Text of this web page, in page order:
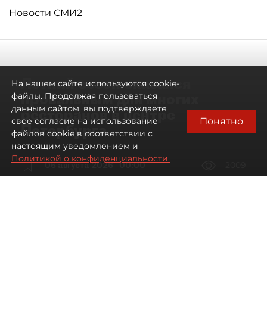
Новости СМИ2
Летний сезон оказался
провальным для многих
ресторанов в центре
Петербурга
06 августа 2026 00:00
На нашем сайте используются cookie-
файлы. Продолжая пользоваться
данным сайтом, вы подтверждаете
свое согласие на использование
файлов cookie в соответствии с
настоящим уведомлением и
Политикой о конфиденциальности.
Понятно